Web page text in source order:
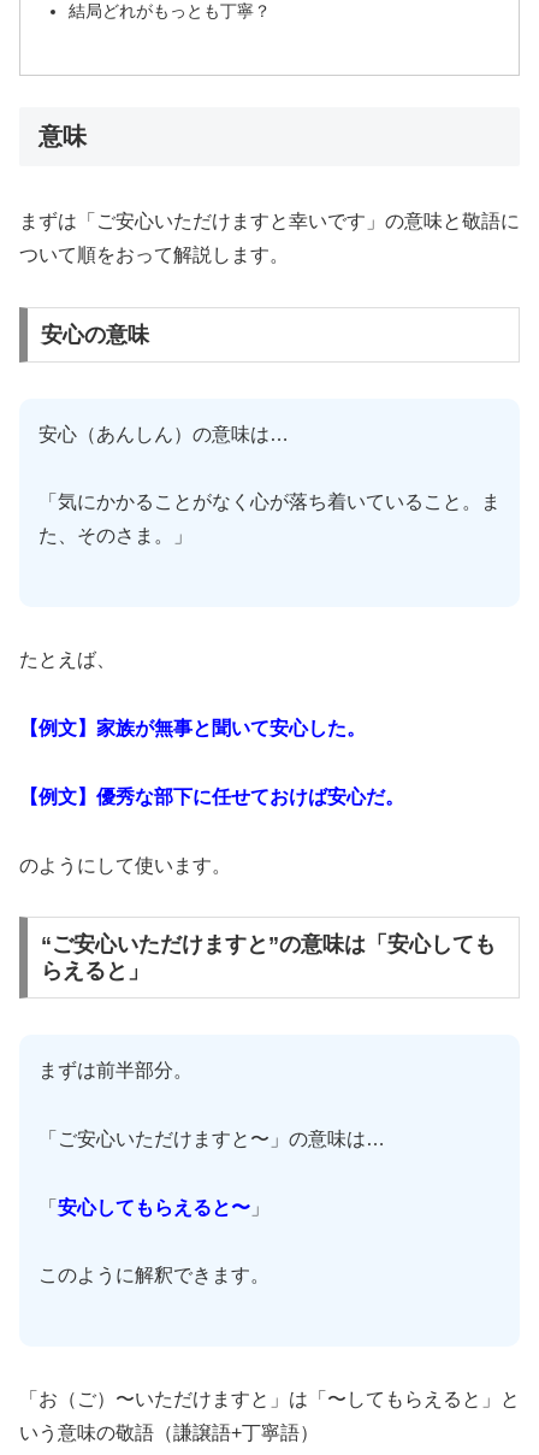
結局どれがもっとも丁寧？
意味
まずは「ご安心いただけますと幸いです」の意味と敬語に
ついて順をおって解説します。
安心の意味
安心（あんしん）の意味は…
「気にかかることがなく心が落ち着いていること。ま
た、そのさま。」
たとえば、
【例文】家族が無事と聞いて安心した。
【例文】優秀な部下に任せておけば安心だ。
のようにして使います。
“ご安心いただけますと”の意味は「安心しても
らえると」
まずは前半部分。
「ご安心いただけますと〜」の意味は…
「 安心してもらえると〜 」
このように解釈できます。
「お（ご）〜いただけますと」は「〜してもらえると」と
いう意味の敬語（謙譲語+丁寧語）